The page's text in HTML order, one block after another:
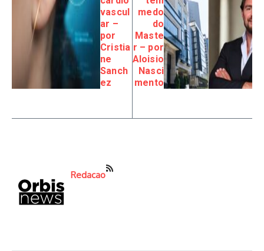
vascul
ar –
por
Cristia
ne
Sanch
ez
medo
do
Maste
r – por
Aloisio
Nasci
mento
Redacao